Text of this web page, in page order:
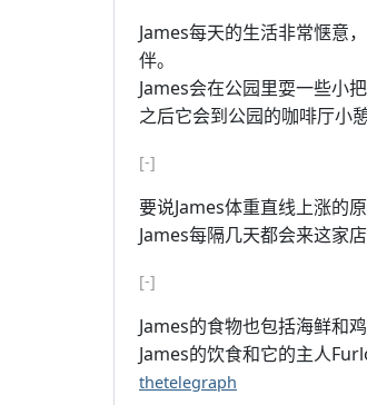
James每天的生活非常惬意
伴。
James会在公园里耍一些小
之后它会到公园的咖啡厅小
[-]
要说James体重直线上涨的
James每隔几天都会来这家
[-]
James的食物也包括海鲜和
James的饮食和它的主人
thetelegraph